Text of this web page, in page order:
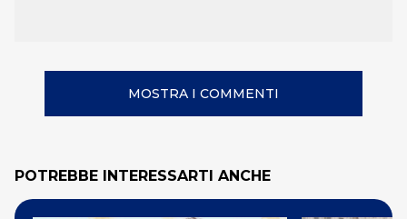
MOSTRA I COMMENTI
POTREBBE INTERESSARTI ANCHE